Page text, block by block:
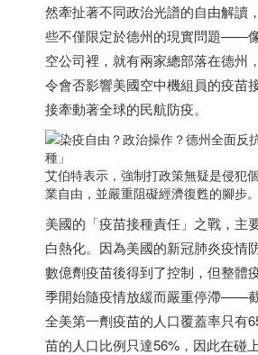
然牽扯著不同政治光譜的自由解讀
些不僅限定於德州的現實問題——
空公司裡，就有兩家總部落在德州
令會否影響美國空中機組員的疫苗
接牽動著全球的民航防疫。
艾伯特表示，強制打政策無疑是侵犯
業自由，並嚴重阻礙經濟復甦的腳步。
美國的「疫苗接種責任」之戰，主
白熱化。因為美國的新冠肺炎疫情
數億劑疫苗後得到了控制，但整體
季開始隨疫情放緩而嚴重停滯——
全美第一劑疫苗的人口覆蓋率只有
苗的人口比例只達56%，因此在碰